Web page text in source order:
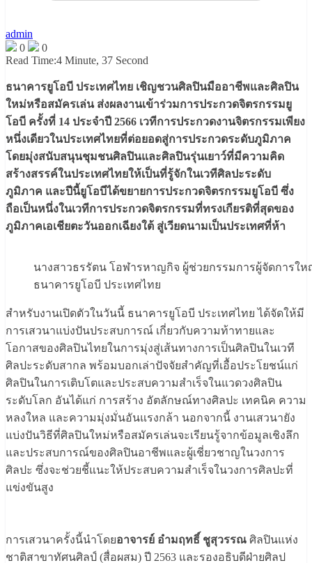
admin
0
0
Read Time:4 Minute, 37 Second
ธนาคารยูโอบี ประเทศไทย เชิญชวนศิลปินมืออาชีพและศิลปิน
ใหม่หรือสมัครเล่น ส่งผลงานเข้าร่วมการประกวดจิตรกรรมยู
โอบี ครั้งที่ 14 ประจำปี 2566 เวทีการประกวดงานจิตรกรรมเพียง
หนึ่งเดียวในประเทศไทยที่ต่อยอดสู่การประกวดระดับภูมิภาค
โดยมุ่งสนับสนุนชุมชนศิลปินและศิลปินรุ่นเยาว์ที่มีความคิด
สร้างสรรค์ในประเทศไทยให้เป็นที่รู้จักในเวทีศิลปะระดับ
ภูมิภาค และปีนี้ยูโอบีได้ขยายการประกวดจิตรกรรมยูโอบี ซึ่ง
ถือเป็นหนึ่งในเวทีการประกวดจิตรกรรมที่ทรงเกียรติที่สุดของ
ภูมิภาคเอเชียตะวันออกเฉียงใต้ สู่เวียดนามเป็นประเทศที่ห้า
นางสาวธรรัตน โอฬารหาญกิจ ผู้ช่วยกรรมการผู้จัดการ
ธนาคารยูโอบี ประเทศไทย
สำหรับงานเปิดตัวในวันนี้ ธนาคารยูโอบี ประเทศไทย ได้จัดให้มี
การเสวนาแบ่งปันประสบการณ์ เกี่ยวกับความท้าทายและ
โอกาสของศิลปินไทยในการมุ่งสู่เส้นทางการเป็นศิลปินในเวที
ศิลปะระดับสากล พร้อมบอกเล่าปัจจัยสำคัญที่เอื้อประโยชน์แก่
ศิลปินในการเติบโตและประสบความสำเร็จในแวดวงศิลปิน
ระดับโลก อันได้แก่ การสร้าง อัตลักษณ์ทางศิลปะ เทคนิค ความ
หลงใหล และความมุ่งมั่นอันแรงกล้า นอกจากนี้ งานเสวนายัง
แบ่งปันวิธีที่ศิลปินใหม่หรือสมัครเล่นจะเรียนรู้จากข้อมูลเชิงลึก
และประสบการณ์ของศิลปินอาชีพและผู้เชี่ยวชาญในวงการ
ศิลปะ ซึ่งจะช่วยชี้แนะให้ประสบความสำเร็จในวงการศิลปะที่
แข่งขันสูง
การเสวนาครั้งนี้นำโดยอาจารย์ อำมฤทธิ์ ชูสุวรรณ ศิลปินแห่ง
ชาติสาขาทัศนศิลป์ (สื่อผสม) ปี 2563 และรองอธิบดีฝ่ายศิลป